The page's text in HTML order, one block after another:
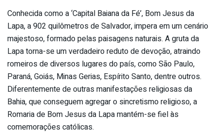
Conhecida como a ‘Capital Baiana da Fé’, Bom Jesus da
Lapa, a 902 quilômetros de Salvador, impera em um cenário
majestoso, formado pelas paisagens naturais. A gruta da
Lapa torna-se um verdadeiro reduto de devoção, atraindo
romeiros de diversos lugares do país, como São Paulo,
Paraná, Goiás, Minas Gerias, Espírito Santo, dentre outros.
Diferentemente de outras manifestações religiosas da
Bahia, que conseguem agregar o sincretismo religioso, a
Romaria de Bom Jesus da Lapa mantém-se fiel às
comemorações católicas.